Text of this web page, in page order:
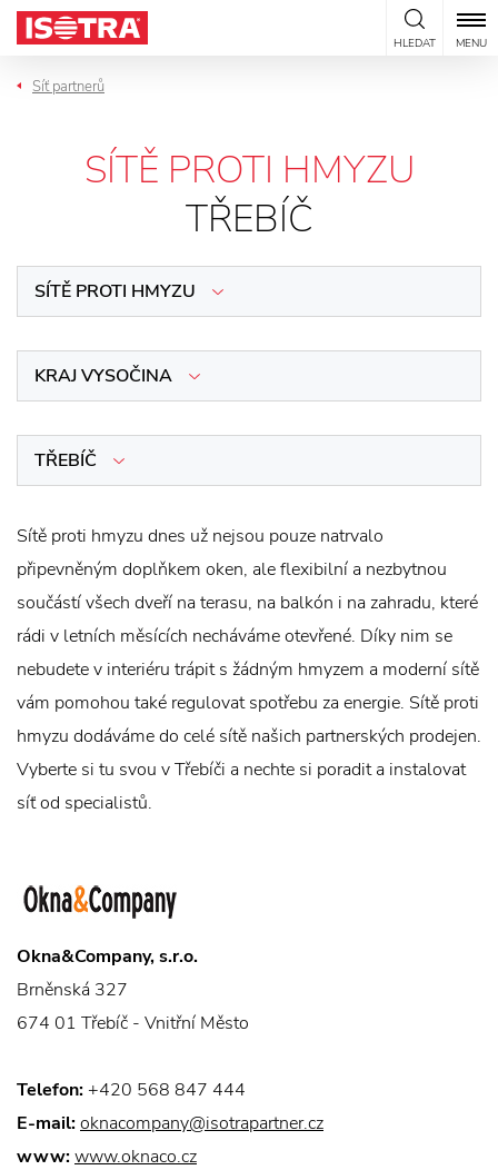
Přeskočit na obsah
HLEDAT MENU
Síť partnerů
SÍTĚ PROTI HMYZU
TŘEBÍČ
SÍTĚ PROTI HMYZU
KRAJ VYSOČINA
TŘEBÍČ
Sítě proti hmyzu dnes už nejsou pouze natrvalo
připevněným doplňkem oken, ale flexibilní a nezbytnou
součástí všech dveří na terasu, na balkón i na zahradu, které
rádi v letních měsících necháváme otevřené. Díky nim se
nebudete v interiéru trápit s žádným hmyzem a moderní sítě
vám pomohou také regulovat spotřebu za energie. Sítě proti
hmyzu dodáváme do celé sítě našich partnerských prodejen.
Vyberte si tu svou v Třebíči a nechte si poradit a instalovat
síť od specialistů.
Okna&Company, s.r.o.
Brněnská 327
674 01 Třebíč - Vnitřní Město
Telefon: +420 568 847 444
E-mail:oknacompany@isotrapartner.cz
www:www.oknaco.cz